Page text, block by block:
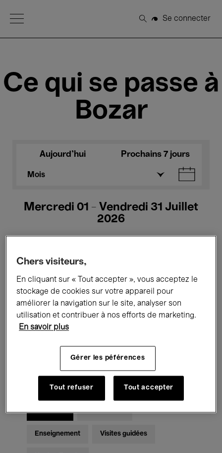
Open Menu
Rechercher
Se connecter
Ce qui se passe à
Bozar
Aujourd'hui Prochains 7 jours
Mois
Mercredi 01 - Vendredi 31 Juillet
2026
Tous les événements Concerts
Expositions Films Performances
Rencontres & Débats
Musique classique Global Music
Musique électronique
Pour tous Kids’ Palace
Enseignement Visites guidées
Chers visiteurs,
En cliquant sur « Tout accepter », vous acceptez le
stockage de cookies sur votre appareil pour
améliorer la navigation sur le site, analyser son
utilisation et contribuer à nos efforts de marketing.
En savoir plus
Gérer les péférences
Tout refuser Tout accepter